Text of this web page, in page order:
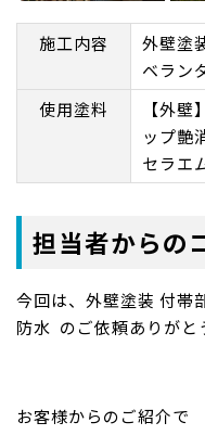
施工内容
外壁塗
ベラン
使用塗料
【外
ップ艶
セラエ
担当者からの
今回は、外壁塗装 付
防水 のご依頼ありがと
お客様からのご紹介で